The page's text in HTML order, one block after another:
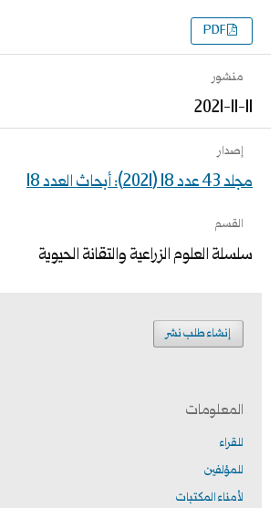
PDF
منشور
2021-11-11
إصدار
مجلد 43 عدد 18 (2021): أبحاث العدد 18
القسم
سلسلة العلوم الزراعية والتقانة الحيوية
إنشاء طلب نشر
المعلومات
للقراء
للمؤلفين
لأمناء المكتبات